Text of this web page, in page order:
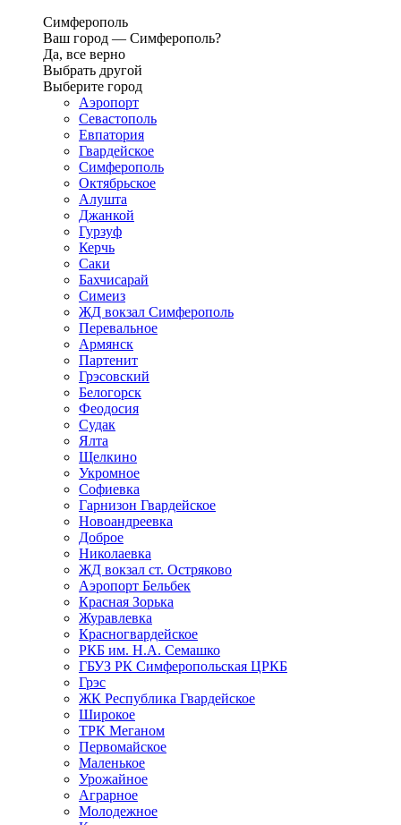
Симферополь
Ваш город — Симферополь?
Да, все верно
Выбрать другой
Выберите город
Аэропорт
Севастополь
Евпатория
Гвардейское
Симферополь
Октябрьское
Алушта
Джанкой
Гурзуф
Керчь
Саки
Бахчисарай
Симеиз
ЖД вокзал Симферополь
Перевальное
Армянск
Партенит
Грэсовский
Белогорск
Феодосия
Судак
Ялта
Щелкино
Укромное
Софиевка
Гарнизон Гвардейское
Новоандреевка
Доброе
Николаевка
ЖД вокзал ст. Остряково
Аэропорт Бельбек
Красная Зорька
Журавлевка
Красногвардейское
РКБ им. Н.А. Семашко
ГБУЗ РК Симферопольская ЦРКБ
Грэс
ЖК Республика Гвардейское
Широкое
ТРК Меганом
Первомайское
Маленькое
Урожайное
Аграрное
Молодежное